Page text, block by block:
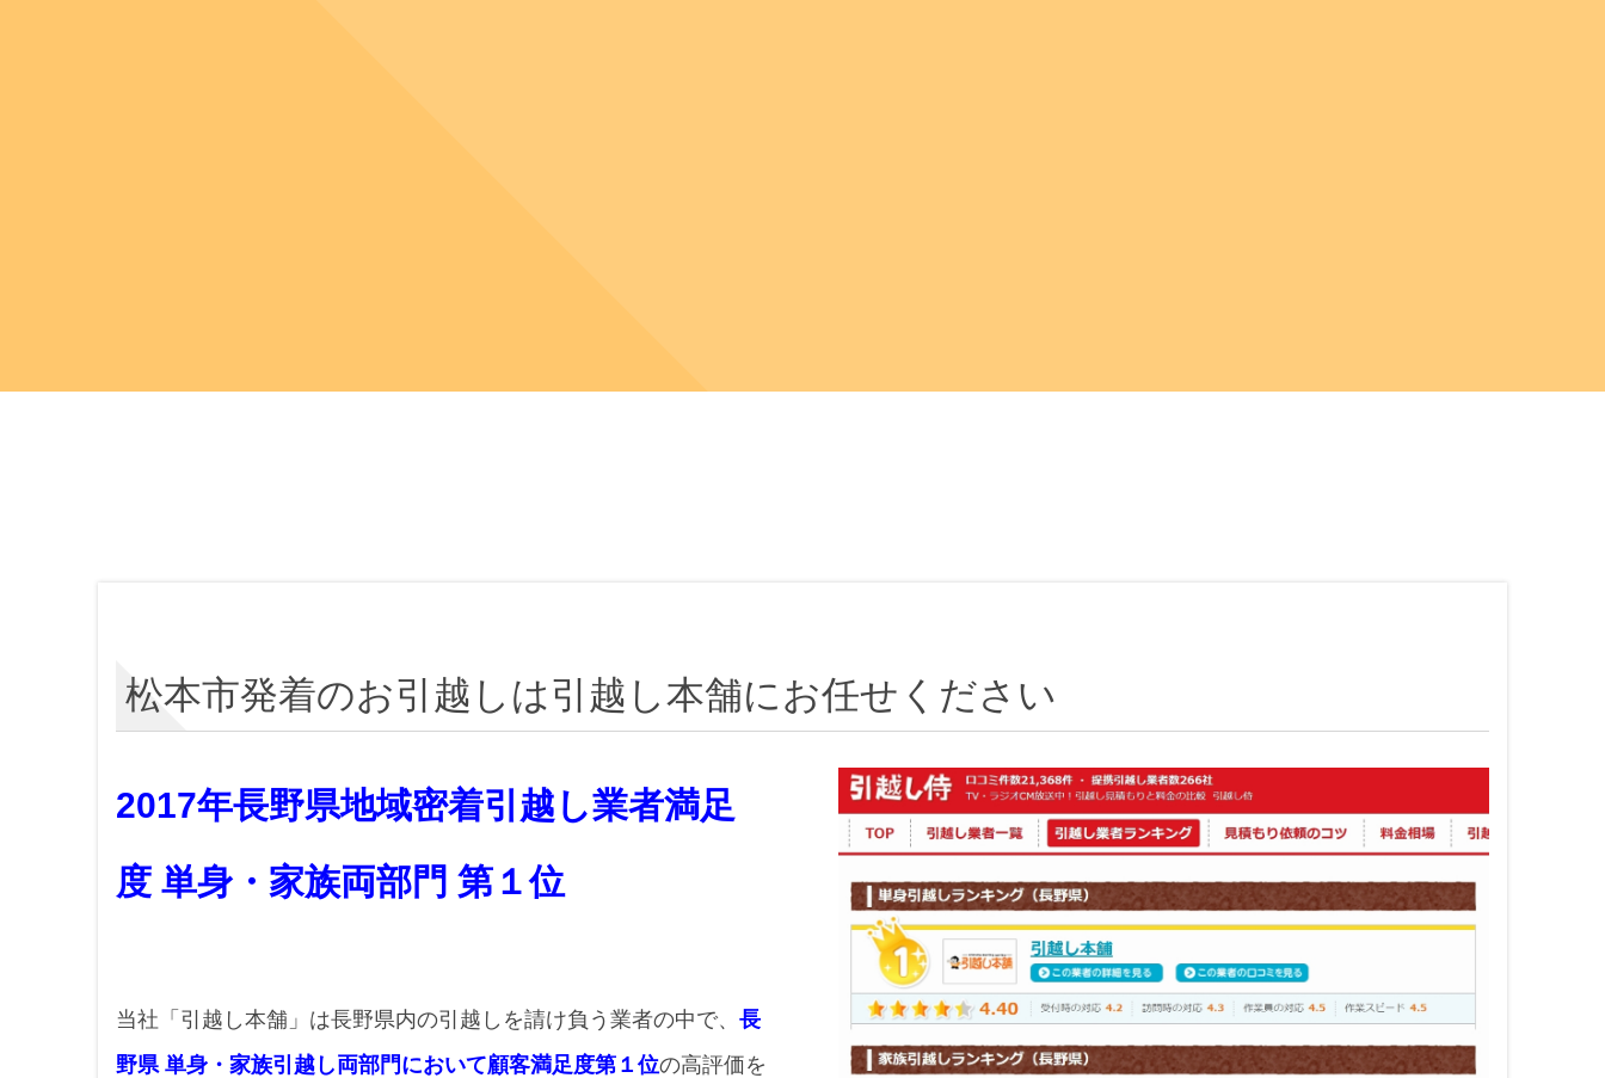
松本市発着のお引越しは引越し本舗にお任せください
2017年長野県地域密着引越し業者満足
度 単身・家族両部門 第１位
当社「引越し本舗」は長野県内の引越しを請け負う業者の中で、 長
野県 単身・家族引越し両部門において顧客満足度第１位の高評価を